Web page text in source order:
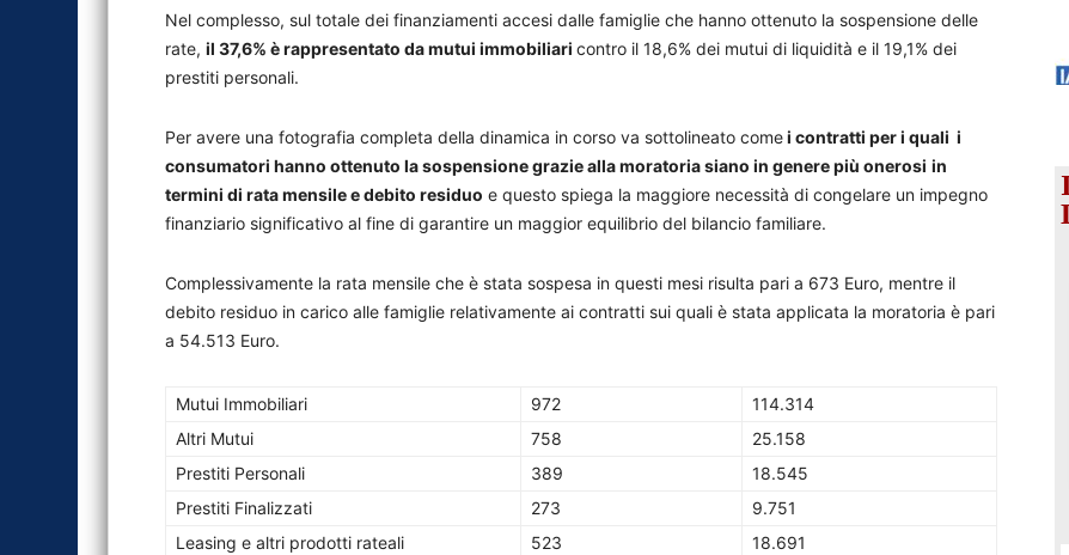
Nel complesso, sul totale dei finanziamenti accesi dalle famiglie che hanno ottenuto la sospensione delle
rate, il 37,6% è rappresentato da mutui immobiliari contro il 18,6% dei mutui di liquidità e il 19,1% dei
prestiti personali.
Per avere una fotografia completa della dinamica in corso va sottolineato comei contratti per i quali i
consumatori hanno ottenuto la sospensione grazie alla moratoria siano in genere più onerosi in
termini di rata mensile e debito residuo e questo spiega la maggiore necessità di congelare un impegno
finanziario significativo al fine di garantire un maggior equilibrio del bilancio familiare.
Complessivamente la rata mensile che è stata sospesa in questi mesi risulta pari a 673 Euro, mentre il
debito residuo in carico alle famiglie relativamente ai contratti sui quali è stata applicata la moratoria è pari
a 54.513 Euro.
Mutui Immobiliari 972
114.314
Altri Mutui
758
25.158
Prestiti Personali
389
18.545
Prestiti Finalizzati
273
9.751
Leasing e altri prodotti rateali
523
18.691